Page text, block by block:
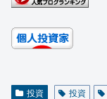
投資 投資